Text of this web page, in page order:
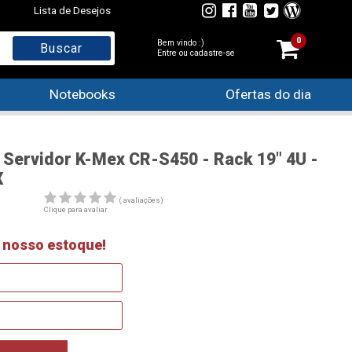
Lista de Desejos
Bem vindo :)
Entre ou cadastre-se
0
Notebooks Ofertas do dia
K-Mex CR-S450 - Rack 19" 4U -
( avaliações)
Clique para avaliar
estoque!